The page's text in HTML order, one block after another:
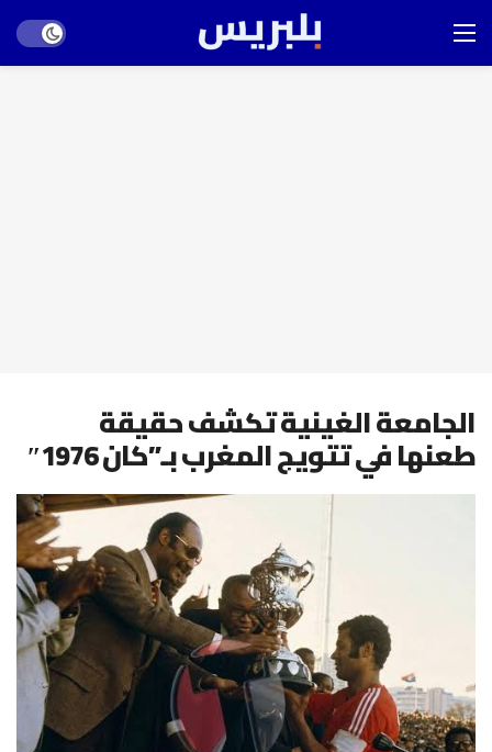
mode
الجامعة الغينية تكشف حقيقة
طعنها في تتويج المغرب بـ”كان 1976″